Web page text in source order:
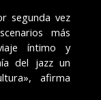
segunda vez
más
íntimo y
del jazz un
afirma